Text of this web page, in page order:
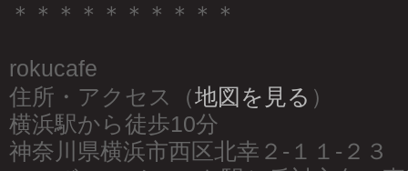
＊＊＊＊＊＊＊＊＊＊
rokucafe
住所・アクセス（地図を見る ）
横浜駅から徒歩10分
神奈川県横浜市西区北幸２-１１-２３